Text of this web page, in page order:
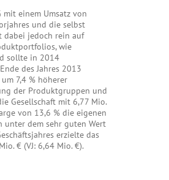
mit einem Umsatz von
und die selbst
dabei jedoch rein auf
wie
sollte in 2014
des Jahres 2013
7,4 % höherer
der Produktgruppen und
Gesellschaft mit 6,77 Mio.
von 13,6 % die eigenen
unter dem sehr guten Wert
erzielte das
€ (VJ: 6,64 Mio. €).